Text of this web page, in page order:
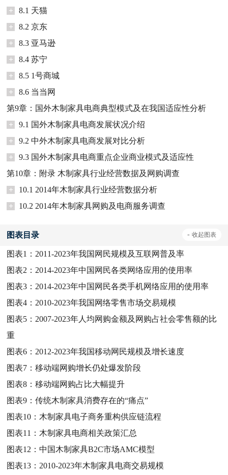
+
8.1 天猫
+
8.2 京东
+
8.3 亚马逊
+
8.4 苏宁
+
8.5 1号商城
+
8.6 当当网
第9章：国外木制家具电商典型模式及在我国适应性分析
+
9.1 国外木制家具电商发展状况介绍
+
9.2 中外木制家具电商发展对比分析
+
9.3 国外木制家具电商重点企业商业模式及适应性
第10章：附录 木制家具行业经营数据及网购调查
+
10.1 2014年木制家具行业经营数据分析
+
10.2 2014年木制家具网购及电商服务调查
图表目录 - 收起图表
图表1： 2011-2023年我国网民规模及互联网普及率
图表2： 2014-2023年中国网民各类网络应用的使用率
图表3： 2014-2023年中国网民各类手机网络应用的使用率
图表4： 2010-2023年我国网络零售市场交易规模
图表5： 2007-2023年人均网购金额及网购占社会零售额的比
重
图表6： 2012-2023年我国移动网民规模及增长速度
图表7：移动端网购增长仍处爆发阶段
图表8：移动端网购占比大幅提升
图表9：传统木制家具消费存在的“痛点”
图表10： 木制家具电子商务重构供应链流程
图表11： 木制家具电商相关政策汇总
图表12：中国木制家具B2C市场AMC模型
图表13： 2010-2023年木制家具电商交易规模